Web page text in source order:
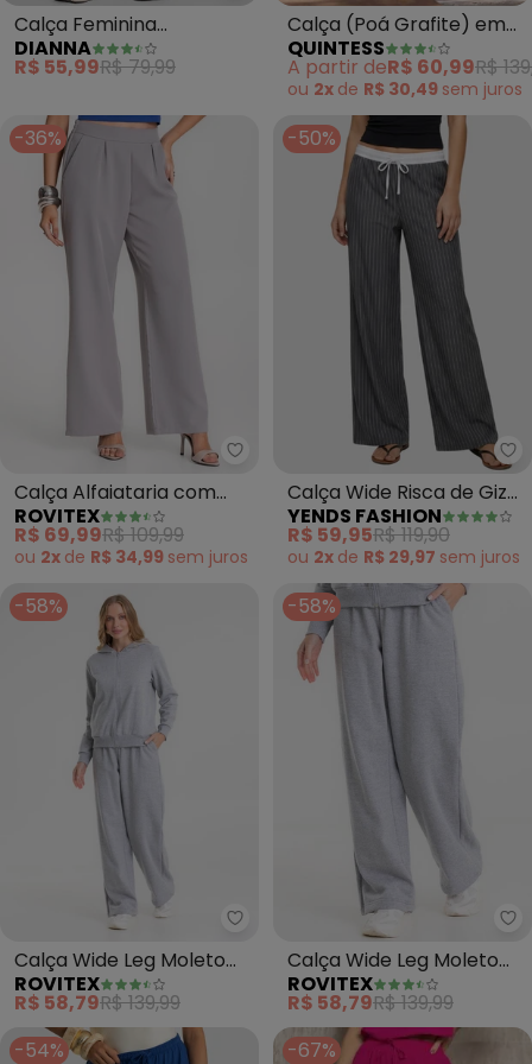
Calça Feminina
Pantalona em Sudine
(Cinza)
DIANNA
R$ 55,99R$ 79,99
Calça (Poá Grafite) em
Malha de Viscose
QUINTESS
A partir deR$ 60,99R$
ou 2x de R$ 30,49 sem juros
-36%
Rovitex - Calça Alfaiataria com
Calça Alfaiataria com
Bolsos Renaluci (Cinza)
ROVITEX
R$ 69,99R$ 109,99
ou 2x de R$ 34,99 sem juros
-50%
Calça Wide Risca de Giz
Cós Cueca (Cinza)
YENDS FASHION
R$ 59,95R$ 119,90
ou 2x de R$ 29,97 sem juros
-58%
Rovitex - Calça Wide Leg
Calça Wide Leg Moletom
Peluciado Básico (Cinza)
ROVITEX
R$ 58,79R$ 139,99
-58%
Calça Wide Leg Moletom
Peluciado Básico (Cinza)
ROVITEX
R$ 58,79R$ 139,99
-54%
-67%